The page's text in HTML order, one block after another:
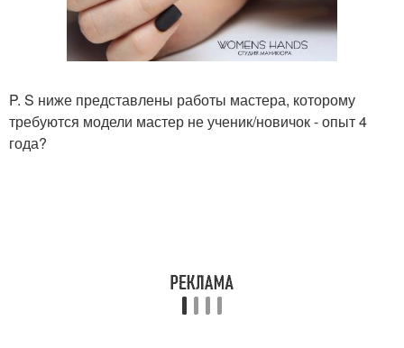
P. S ниже представлены работы мастера, которому
требуются модели мастер не ученик/новичок - опыт 4
года?